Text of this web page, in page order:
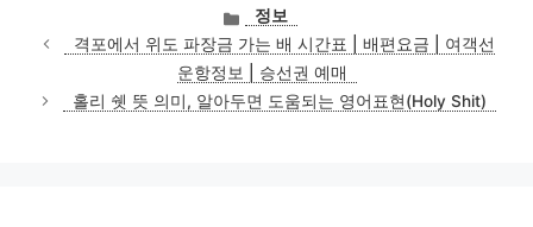
카
테
고
리
정보
격포에서 위도 파장금 가는 배 시간표 | 배편요금 | 여객선
운항정보 | 승선권 예매
홀리 쉣 뜻 의미, 알아두면 도움되는 영어표현(Holy Shit)